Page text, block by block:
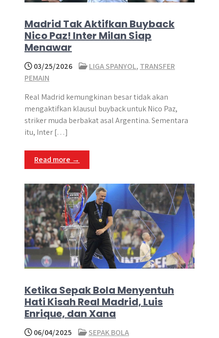
Madrid Tak Aktifkan Buyback
Nico Paz! Inter Milan Siap
Menawar
03/25/2026 LIGA SPANYOL, TRANSFER
PEMAIN
Real Madrid kemungkinan besar tidak akan
mengaktifkan klausul buyback untuk Nico Paz,
striker muda berbakat asal Argentina. Sementara
itu, Inter […]
Read more →
Ketika Sepak Bola Menyentuh
Hati Kisah Real Madrid, Luis
Enrique, dan Xana
06/04/2025
SEPAK BOLA